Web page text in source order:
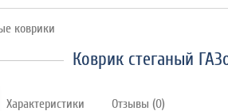
коврики
Коврик стеганый
Характеристики Отзывы (0)